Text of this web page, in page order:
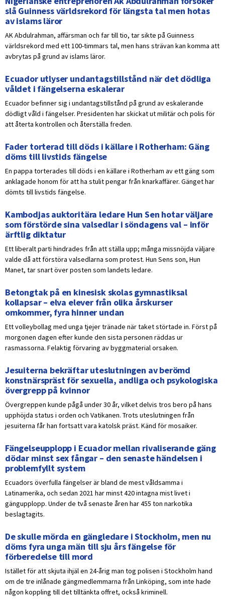
slå Guinness världsrekord för längsta tal men hotas
av islams läror
AK Abdulrahman, affärsman och far till tio, tar sikte på Guinness
världsrekord med ett 100-timmars tal, men hans strävan kan komma att
avbrytas på grund av islams läror.
Ecuador utlyser undantagstillstånd när det dödliga
våldet i fängelserna eskalerar
Ecuador befinner sig i undantagstillstånd på grund av eskalerande
dödligt våld i fängelser. Presidenten har skickat ut militär och polis för
att återta kontrollen och återställa freden.
Fader torterad till döds i källare i Rotherham: Gäng
döms till livstids fängelse
En pappa torterades till döds i en källare i Rotherham av ett gäng som
anklagade honom för att ha stulit pengar från knarkaffärer. Gänget har
dömts till livstids fängelse.
Kambodjas auktoritära ledare Hun Sen hotar väljare
som förstörde sina valsedlar i söndagens val – inför
ärftlig diktatur
Ett liberalt parti hindrades från att ställa upp; många missnöjda väljare
valde då att förstöra valsedlarna som protest. Hun Sens son, Hun
Manet, tar snart över posten som landets ledare.
Betongtak på en kinesisk skolas gymnastiksal
kollapsar – elva elever från olika årskurser
omkommer, fyra hinner undan
Ett volleybollag med unga tjejer tränade när taket störtade in. Först på
morgonen dagen efter kunde den sista personen räddas ur
rasmassorna. Felaktig förvaring av byggmaterial orsaken.
Jesuiterna bekräftar uteslutningen av berömd
konstnärspräst för sexuella, andliga och psykologiska
övergrepp på kvinnor
Övergreppen kunde pågå under 30 år, vilket delvis tros bero på hans
upphöjda status i orden och Vatikanen. Trots uteslutningen från
jesuiterna får han fortsatt vara katolsk präst. Känd för mosaiker.
Fängelseupplopp i Ecuador mellan rivaliserande gäng
dödar minst sex fångar – den senaste händelsen i
problemfyllt system
Ecuadors överfulla fängelser är bland de mest våldsamma i
Latinamerika, och sedan 2021 har minst 420 intagna mist livet i
gängupplopp. Under de två senaste åren har 455 ton narkotika
beslagtagits.
De skulle mörda en gängledare i Stockholm, men nu
döms fyra unga män till sju års fängelse för
förberedelse till mord
Istället för att skjuta ihjäl en 24-årig man tog polisen i Stockholm hand
om de tre inlånade gängmedlemmarna från Linköping, som inte hade
någon koppling till det tilltänkta offret, också kriminell.